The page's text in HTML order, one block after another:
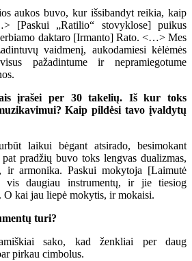
aukos buvo, kur išsibandyt reikia, kaip
[Paskui „Ratilio“ stovyklose] puikus
daktaro [Irmanto] Rato. <…> Mes
vaidmenį, aukodamiesi kėlėmės
pažadintume ir nepramiegotume
įrašei per 30 takelių. Iš kur toks
Kaip pildėsi tavo įvaldytų
laikui bėgant atsirado, besimokant
pradžių buvo toks lengvas dualizmas,
armonika. Paskui mokytoja [Laimutė
vis daugiau instrumentų, ir jie tiesiog
O kai jau liepė mokytis, ir mokaisi.
turi?
sako, kad ženkliai per daug
pirkau cimbolus.